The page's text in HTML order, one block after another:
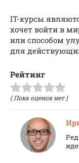
IT-курсы
хочет войти в
или способом
для
Рейтинг
( Пока оценок нет )